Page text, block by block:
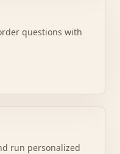
questions with
run personalized